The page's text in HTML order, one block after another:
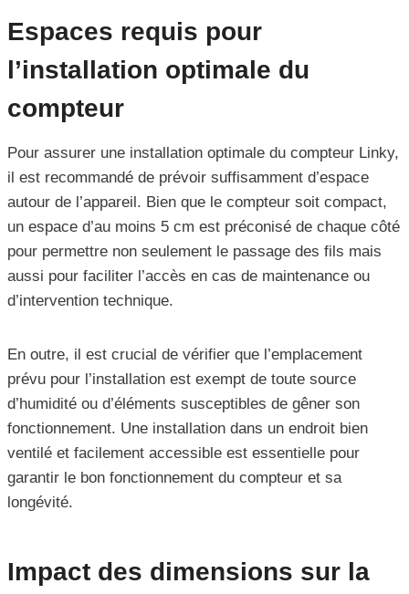
Espaces requis pour
l’installation optimale du
compteur
Pour assurer une installation optimale du compteur Linky,
il est recommandé de prévoir suffisamment d’espace
autour de l’appareil. Bien que le compteur soit compact,
un espace d’au moins 5 cm est préconisé de chaque côté
pour permettre non seulement le passage des fils mais
aussi pour faciliter l’accès en cas de maintenance ou
d’intervention technique.
En outre, il est crucial de vérifier que l’emplacement
prévu pour l’installation est exempt de toute source
d’humidité ou d’éléments susceptibles de gêner son
fonctionnement. Une installation dans un endroit bien
ventilé et facilement accessible est essentielle pour
garantir le bon fonctionnement du compteur et sa
longévité.
Impact des dimensions sur la